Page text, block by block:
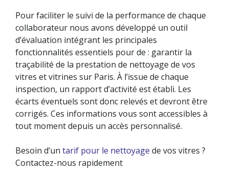
Pour faciliter le suivi de la performance de chaque
collaborateur nous avons développé un outil
d’évaluation intégrant les principales
fonctionnalités essentiels pour de : garantir la
traçabilité de la prestation de nettoyage de vos
vitres et vitrines sur Paris. À l’issue de chaque
inspection, un rapport d’activité est établi. Les
écarts éventuels sont donc relevés et devront être
corrigés. Ces informations vous sont accessibles à
tout moment depuis un accès personnalisé.
Besoin d’un tarif pour le nettoyage de vos vitres ?
Contactez-nous rapidement